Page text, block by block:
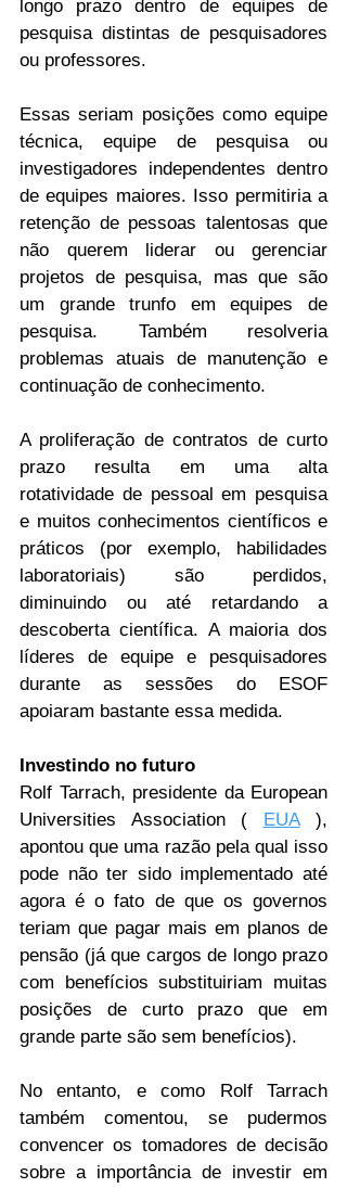
longo prazo dentro de equipes de
pesquisa distintas de pesquisadores
ou professores.
Essas seriam posições como equipe
técnica, equipe de pesquisa ou
investigadores independentes dentro
de equipes maiores. Isso permitiria a
retenção de pessoas talentosas que
não querem liderar ou gerenciar
projetos de pesquisa, mas que são
um grande trunfo em equipes de
pesquisa. Também resolveria
problemas atuais de manutenção e
continuação de conhecimento.
A proliferação de contratos de curto
prazo resulta em uma alta
rotatividade de pessoal em pesquisa
e muitos conhecimentos científicos e
práticos (por exemplo, habilidades
laboratoriais) são perdidos,
diminuindo ou até retardando a
descoberta científica. A maioria dos
líderes de equipe e pesquisadores
durante as sessões do ESOF
apoiaram bastante essa medida.
Investindo no futuro
Rolf Tarrach, presidente da European
Universities Association ( EUA ),
apontou que uma razão pela qual isso
pode não ter sido implementado até
agora é o fato de que os governos
teriam que pagar mais em planos de
pensão (já que cargos de longo prazo
com benefícios substituiriam muitas
posições de curto prazo que em
grande parte são sem benefícios).
No entanto, e como Rolf Tarrach
também comentou, se pudermos
convencer os tomadores de decisão
sobre a importância de investir em